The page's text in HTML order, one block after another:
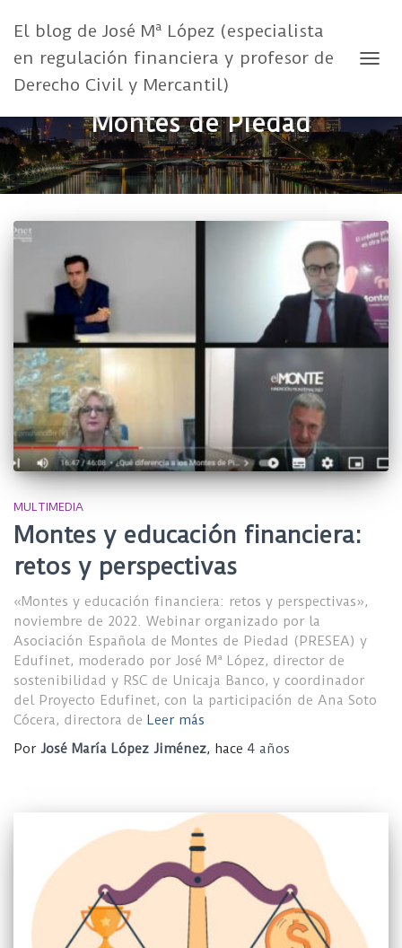
El blog de José Mª López (especialista
en regulación financiera y profesor de
Derecho Civil y Mercantil)
Montes de Piedad
MULTIMEDIA
Montes y educación financiera:
retos y perspectivas
«Montes y educación financiera: retos y perspectivas»,
noviembre de 2022. Webinar organizado por la
Asociación Española de Montes de Piedad (PRESEA) y
Edufinet, moderado por José Mª López, director de
sostenibilidad y RSC de Unicaja Banco, y coordinador
del Proyecto Edufinet, con la participación de Ana Soto
Cócera, directora de Leer más
Por José María López Jiménez, hace 4 años